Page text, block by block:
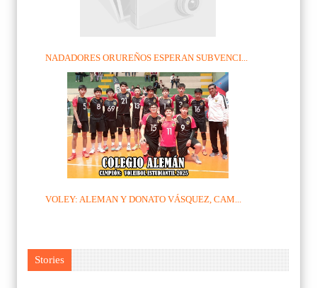
NADADORES ORUREÑOS ESPERAN SUBVENCI...
VOLEY: ALEMAN Y DONATO VÁSQUEZ, CAM...
Stories